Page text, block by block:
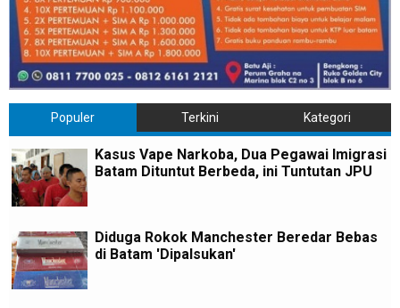
Populer Terkini Kategori
Kasus Vape Narkoba, Dua Pegawai Imigrasi
Batam Dituntut Berbeda, ini Tuntutan JPU
Diduga Rokok Manchester Beredar Bebas
di Batam 'Dipalsukan'